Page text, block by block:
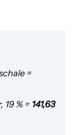
=
% = 141,63